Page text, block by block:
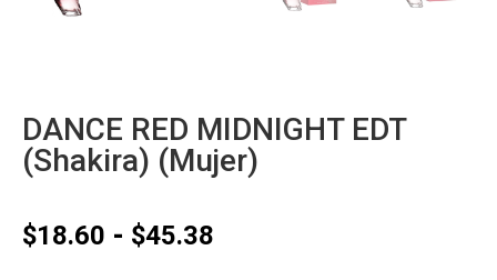
DANCE RED MIDNIGHT EDT
(Shakira) (Mujer)
$18.60 - $45.38